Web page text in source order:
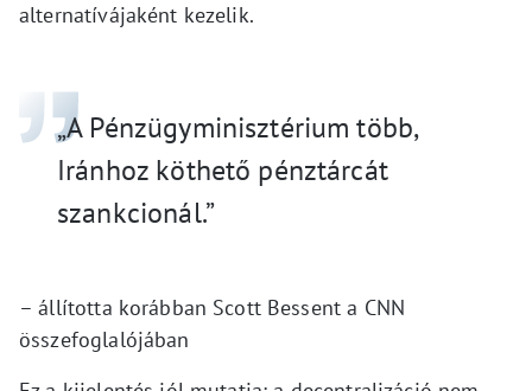
alternatívájaként kezelik.
„A Pénzügyminisztérium több,
Iránhoz köthető pénztárcát
szankcionál.”
– állította korábban Scott Bessent a CNN
összefoglalójában